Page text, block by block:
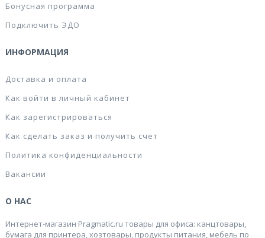
Бонусная программа
Подключить ЭДО
ИНФОРМАЦИЯ
Доставка и оплата
Как войти в личный кабинет
Как зарегистрироваться
Как сделать заказ и получить счет
Политика конфиденциальности
Вакансии
О НАС
Интернет-магазин Pragmatic.ru товары для офиса: канцтовары,
бумага для принтера, хозтовары, продукты питания, мебель по